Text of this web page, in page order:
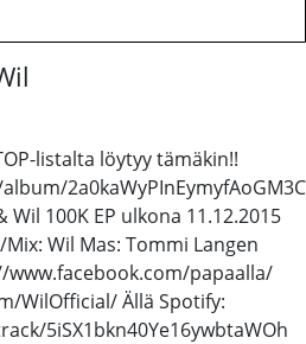
listalta löytyy tämäkin!!
2a0kaWyPInEymyfAoGM3C
Wil 100K EP ulkona 11.12.2015
Wil Mas: Tommi Langen
papaalla/
WilOfficial/ Ällä Spotify:
5iSX1bkn40Ye16ywbtaWOh